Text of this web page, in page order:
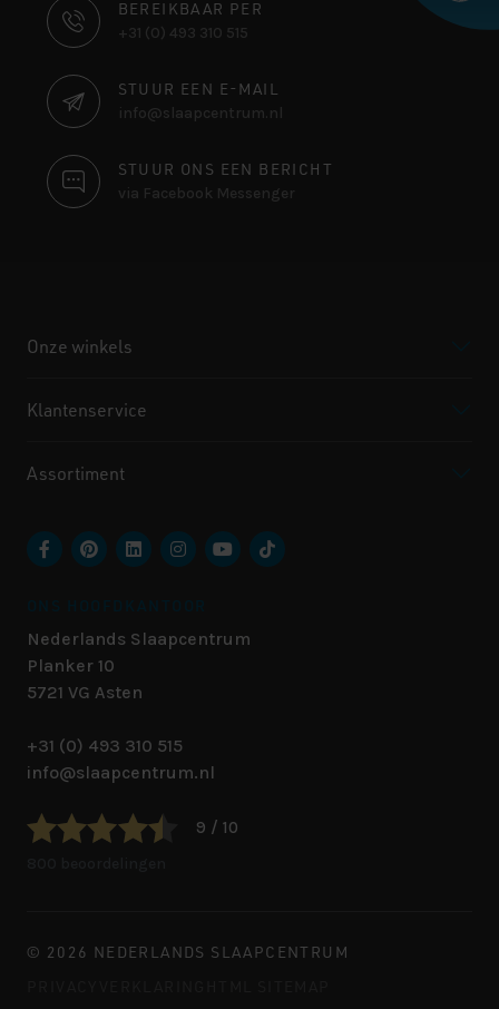
CONTACT
INFORMATIE
BEREIKBAAR PER
+31 (0) 493 310 515
STUUR EEN E-MAIL
info@slaapcentrum.nl
STUUR ONS EEN BERICHT
via Facebook Messenger
Onze winkels
Klantenservice
Assortiment
Nederlands Slaapcentrum
Planker 10
5721 VG Asten
+31 (0) 493 310 515
info@slaapcentrum.nl
9 / 10
© 2026 NEDERLANDS SLAAPCENTRUM